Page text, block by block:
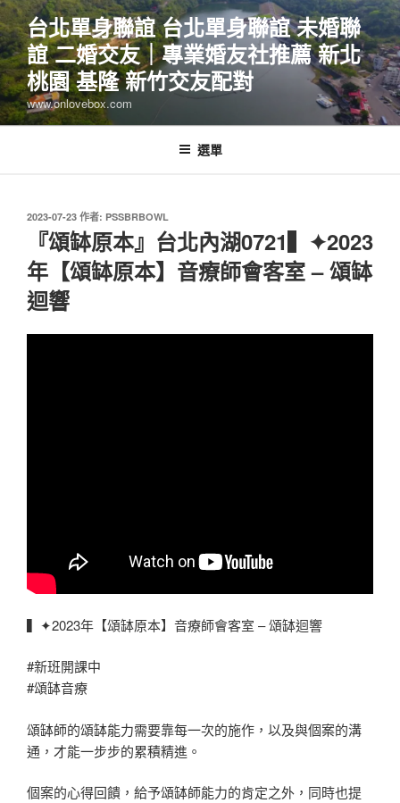
跳
至
主
要
內
容
台北單身聯誼 台北單身聯誼 未婚聯
誼 二婚交友｜專業婚友社推薦 新北
桃園 基隆 新竹交友配對
www.onlovebox.com
選單
發
2023-07-23 作者: PSSBRBOWL
『頌缽原本』台北內湖0721▍✦2023
年【頌缽原本】音療師會客室 – 頌缽
迴響
▍✦2023年【頌缽原本】音療師會客室 – 頌缽迴響
#新班開課中
#頌缽音療
頌缽師的頌缽能力需要靠每一次的施作，以及與個案的溝
通，才能一步步的累積精進。
個案的心得回饋，給予頌缽師能力的肯定之外，同時也提